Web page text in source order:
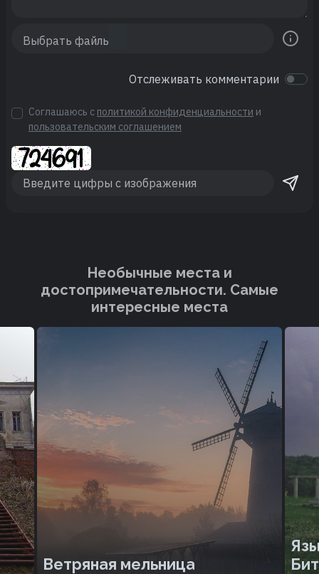
Отслеживать комментарии
Соглашаюсь с политикой конфиденциальности и
пользовательским соглашением
Необычные места и
достопримечательности. Cамые
интересные места
Ветряная мельница